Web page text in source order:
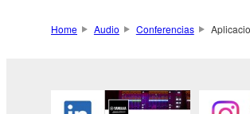
Home Audio Conferencias